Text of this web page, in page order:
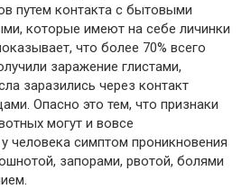
путем контакта с бытовыми
которые имеют на себе личинки
что более 70% всего
заражение глистами,
заразились через контакт
Опасно это тем, что признаки
могут и вовсе
человека симптом проникновения
запорами, рвотой, болями